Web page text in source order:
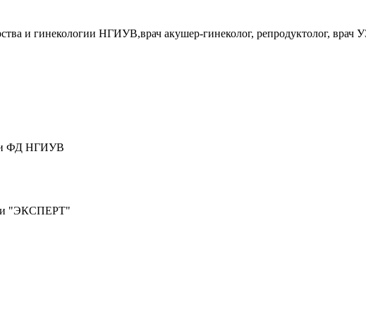
и гинекологии НГИУВ,врач акушер-гинеколог, репродуктолог, врач
ФД НГИУВ
"ЭКСПЕРТ"